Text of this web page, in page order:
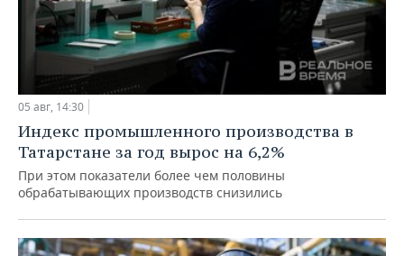
05 авг, 14:30
Индекс промышленного производства в
Татарстане за год вырос на 6,2%
При этом показатели более чем половины
обрабатывающих производств снизились